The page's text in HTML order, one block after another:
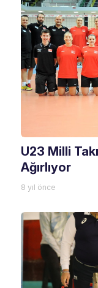
U23 Milli
Ağırlıyor
8 yıl önce